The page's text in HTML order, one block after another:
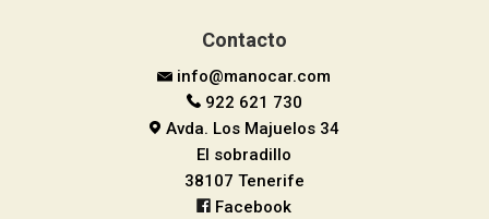
Contacto
info@manocar.com
922 621 730
Avda. Los Majuelos 34
El sobradillo
38107 Tenerife
Facebook